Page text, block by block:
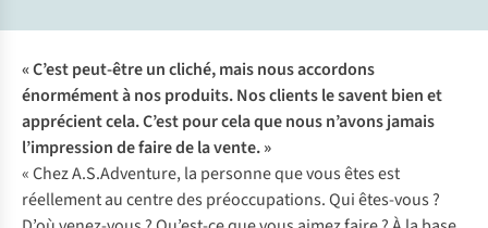
« C’est peut-être un cliché, mais nous accordons
énormément à nos produits. Nos clients le savent bien et
apprécient cela. C’est pour cela que nous n’avons jamais
l’impression de faire de la vente. »
« Chez A.S.Adventure, la personne que vous êtes est
réellement au centre des préoccupations. Qui êtes-vous ?